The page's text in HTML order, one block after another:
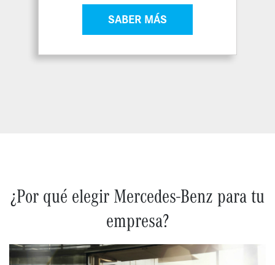
SABER MÁS
¿Por qué elegir Mercedes-Benz para tu
empresa?